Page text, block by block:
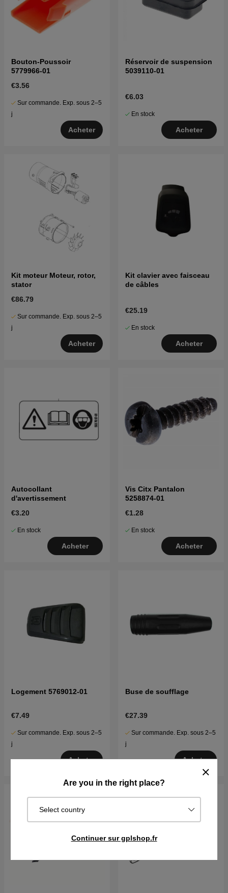
Are you in the right place?
Select country
Continuer sur gplshop.fr
Bouton-Poussoir
5779966-01
€3.56
Sur commande. Exp. sous 2–5
j
Acheter
Réservoir de suspension
5039110-01
€6.03
En stock
Acheter
Kit moteur Moteur, rotor,
stator
€86.79
Sur commande. Exp. sous 2–5
j
Acheter
Kit clavier avec faisceau
de câbles
€25.19
En stock
Acheter
Autocollant
d'avertissement
€3.20
En stock
Acheter
Vis Citx Pantalon
5258874-01
€1.28
En stock
Acheter
Logement 5769012-01
€7.49
Sur commande. Exp. sous 2–5
j
Acheter
Buse de soufflage
€27.39
Sur commande. Exp. sous 2–5
j
Acheter